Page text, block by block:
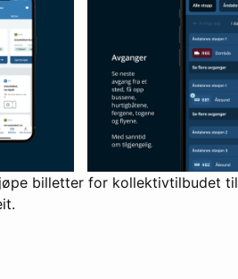
billetter for kollektivtilbudet til